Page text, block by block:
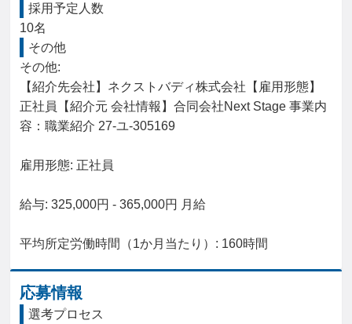
採用予定人数
10名
その他
その他:
【紹介先会社】ネクストバディ株式会社【雇用形態】
正社員【紹介元 会社情報】合同会社Next Stage 事業内
容：職業紹介 27-ユ-305169
雇用形態: 正社員
給与: 325,000円 - 365,000円 月給
平均所定労働時間（1か月当たり）: 160時間
応募情報
選考プロセス